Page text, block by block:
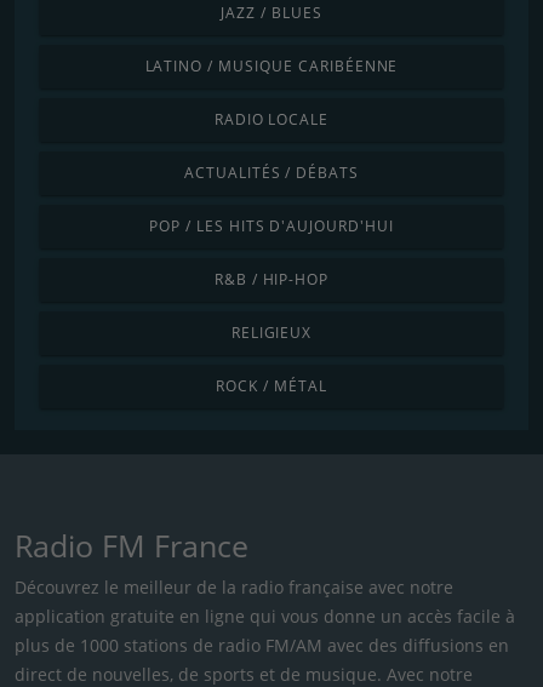
JAZZ / BLUES
LATINO / MUSIQUE CARIBÉENNE
RADIO LOCALE
ACTUALITÉS / DÉBATS
POP / LES HITS D'AUJOURD'HUI
R&B / HIP-HOP
RELIGIEUX
ROCK / MÉTAL
Radio FM France
Découvrez le meilleur de la radio française avec notre
application gratuite en ligne qui vous donne un accès facile à
plus de 1000 stations de radio FM/AM avec des diffusions en
direct de nouvelles, de sports et de musique. Avec notre